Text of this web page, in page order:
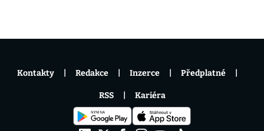
Kontakty Redakce Inzerce Předplatné
RSS Kariéra